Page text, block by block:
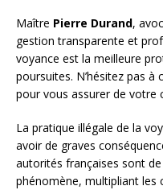
Maître Pierre Durand,
gestion transparente et
voyance est la meilleure
poursuites. N’hésitez pas
pour vous assurer de votre
La pratique illégale de la
avoir de graves
autorités françaises sont
phénomène, multipliant les